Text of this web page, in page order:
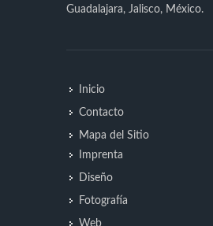
Guadalajara, Jalisco, México.
Inicio
Contacto
Mapa del Sitio
Imprenta
Diseño
Fotografía
Web